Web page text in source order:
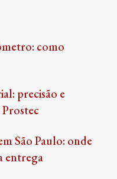
como
precisão e
São Paulo: onde
entrega